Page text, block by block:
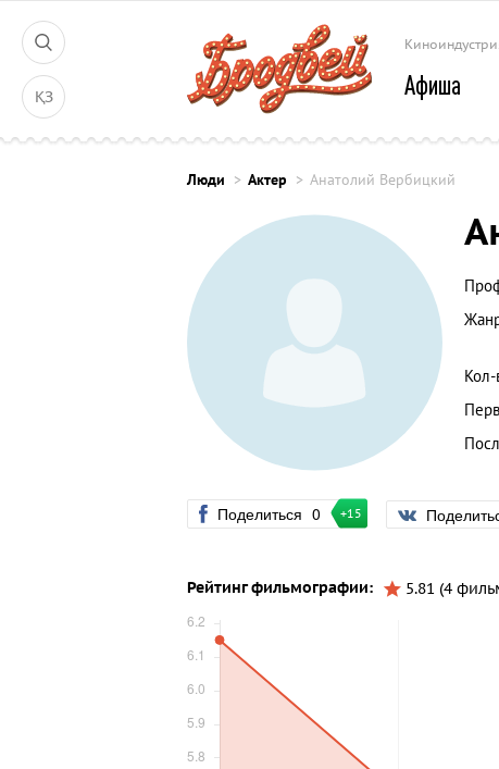
ҚЗ Афиша
Люди Актер Анатолий Вербицкий
Поделиться 0 +15
Рейтинг фильмографии:
5.81 (4